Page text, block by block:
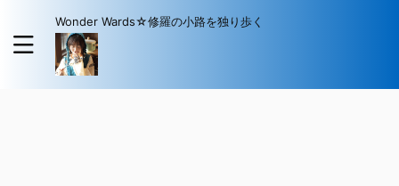
Wonder Wards☆修羅の小路を独り歩く